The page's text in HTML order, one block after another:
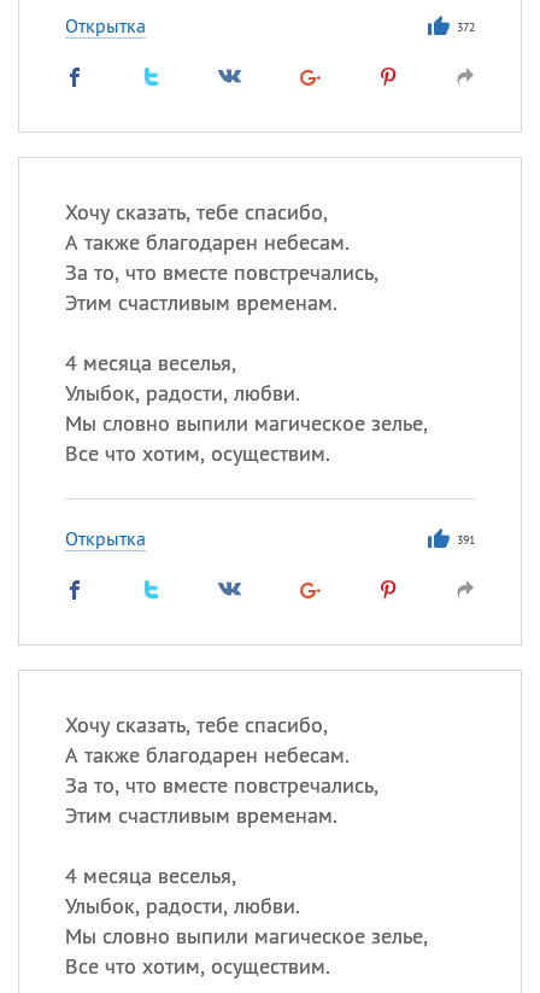
Открытка 372
Хочу сказать, тебе спасибо,
А также благодарен небесам.
За то, что вместе повстречались,
Этим счастливым временам.
4 месяца веселья,
Улыбок, радости, любви.
Мы словно выпили магическое зелье,
Все что хотим, осуществим.
Открытка 391
Хочу сказать, тебе спасибо,
А также благодарен небесам.
За то, что вместе повстречались,
Этим счастливым временам.
4 месяца веселья,
Улыбок, радости, любви.
Мы словно выпили магическое зелье,
Все что хотим, осуществим.